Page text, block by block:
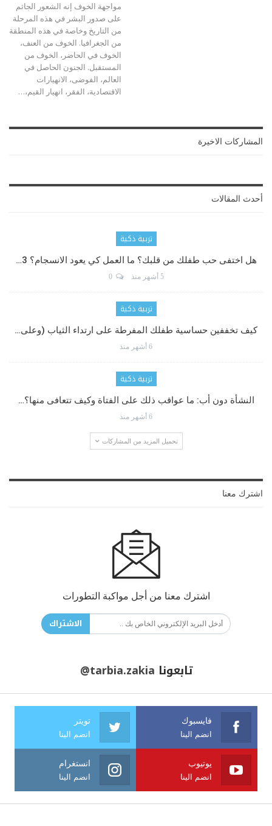
مواجهة الخوف إنه الشعور الجاثم
على صدور البشر في هذه المرحلة
من التاريخ وخاصة في هذه المنطقة
من الجغرافيا. الخوف من العنف،
الخوف في الحاضر، الخوف من
المستقبل. الجنون الحاصل في
العالم، الفوضى، الانهيارات
الاقتصادية، الفقر، انهيار القيم،…
المشاركات الاخيرة
أحدث المقالات
تربية ذكية
هل اختفى حب طفلك من قلبك؟ ما العمل كي يعود الانسجام؟ 3…
5 أشهر منذ 0
تربية ذكية
كيف تخففين حساسية طفلك المفرطة على ارتداء الثياب (وعلى…
6 أشهر منذ
تربية ذكية
النشأة دون أب: ما عواقب ذلك على الفتاة وكيف تتعافى منها؟…
6 أشهر منذ
تحميل المزيد من المشاركات
اشترك معنا
اشترك معنا من أجل مواكبة التطورات
الاشتراك
تابعونا @tarbia.zakia
فايسبوك
انضم الينا
تويتر
انضم الينا
يوتيوب
انضم الينا
انستغرام
انضم الينا